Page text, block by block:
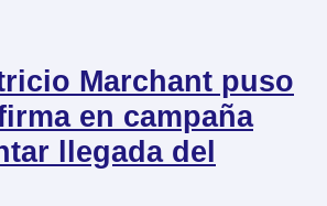
Marchant puso
en campaña
llegada del